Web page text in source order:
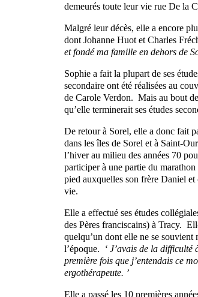
demeurés toute leur vie rue De la
Malgré leur décès, elle a encore
dont Johanne Huot et Charles
et fondé ma famille en dehors de
Sophie a fait la plupart de ses
secondaire ont été réalisées au
de Carole Verdon. Mais au bout
qu’elle terminerait ses études
De retour à Sorel, elle a donc fait
dans les îles de Sorel et à Saint-
l’hiver au milieu des années 70
participer à une partie du
pied auxquelles son frère Daniel et
vie.
Elle a effectué ses études
des Pères franciscains) à Tracy.
quelqu’un dont elle ne se
l’époque.
‘ J’avais de la
première fois que j’entendais ce
ergothérapeute. ’
Elle a passé les 10 premières